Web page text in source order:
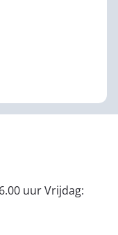
uur Vrijdag: